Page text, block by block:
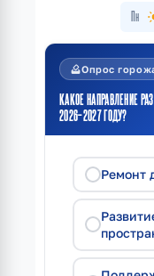
Пн
how_to_voteОпрос
КАКОЕ НАПРАВЛЕНИЕ
2026–2027 ГОДУ?
Ремонт